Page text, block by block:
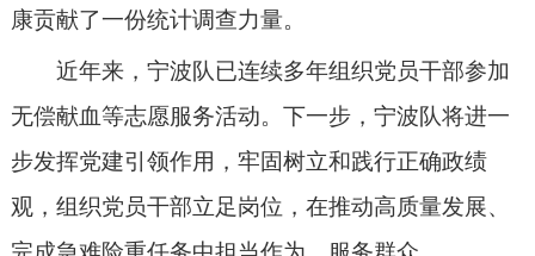
康贡献了一份统计调查力量。
近年来，宁波队已连续多年组织党员干部参加
无偿献血等志愿服务活动。下一步，宁波队将进一
步发挥党建引领作用，牢固树立和践行正确政绩
观，组织党员干部立足岗位，在推动高质量发展、